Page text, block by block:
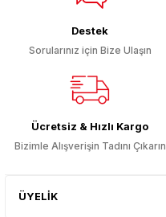
Destek
Sorularınız için Bize Ulaşın
Ücretsiz & Hızlı Kargo
Bizimle Alışverişin Tadını Çıkarın
ÜYELİK